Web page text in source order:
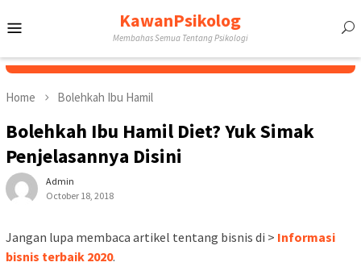
to
KawanPsikolog
Membahas Semua Tentang Psikologi
Home Bolehkah Ibu Hamil
Bolehkah Ibu Hamil Diet? Yuk Simak
Penjelasannya Disini
Admin
October 18, 2018
Jangan lupa membaca artikel tentang bisnis di > Informasi
bisnis terbaik 2020.